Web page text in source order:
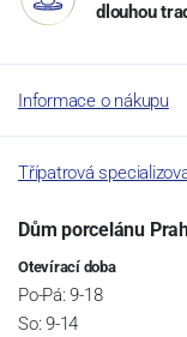
dlouhou
Informace o nákupu
Třípatrová
Dům porcelánu
Otevírací doba
Po-Pá: 9-18
So: 9-14